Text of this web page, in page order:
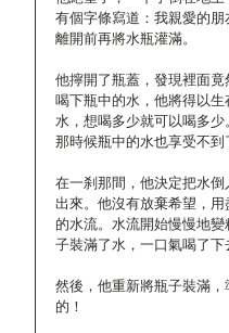
有個字條寫道：我親愛的
離開前再將水瓶灌滿。
他擰開了瓶蓋，發現裡面
喝下瓶中的水，他將得以
水，想喝多少就可以喝多
那時候瓶中的水也享受不到
在一刹那間，他決定把水
出來。他沒有放棄希望，
的水流。水流開始慢慢地
子裝滿了水，一口氣喝了下
然後，他重新將瓶子裝滿
的！